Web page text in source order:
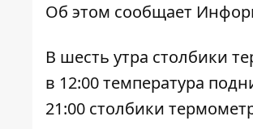
Об этом сообщает
В шесть утра столбики
в 12:00 температура
21:00 столбики